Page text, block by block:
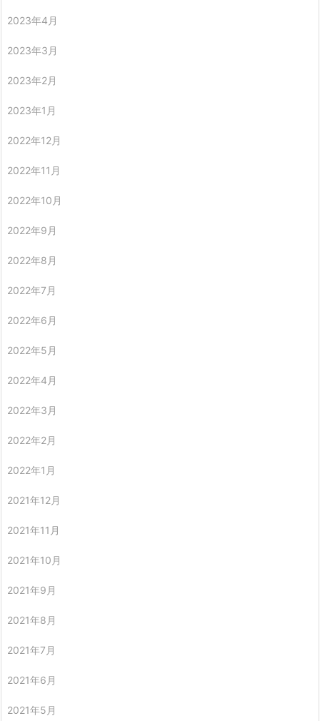
2023年4月
2023年3月
2023年2月
2023年1月
2022年12月
2022年11月
2022年10月
2022年9月
2022年8月
2022年7月
2022年6月
2022年5月
2022年4月
2022年3月
2022年2月
2022年1月
2021年12月
2021年11月
2021年10月
2021年9月
2021年8月
2021年7月
2021年6月
2021年5月